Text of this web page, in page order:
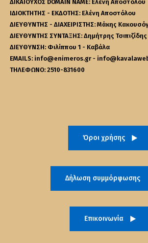
ΔΙΚΑΙΟΥΧΟΣ DOMAIN NAME: Ελένη Αποστόλου
ΙΔΙΟΚΤΗΤΗΣ - ΕΚΔΟΤΗΣ: Ελένη Αποστόλου
ΔΙΕΥΘΥΝΤΗΣ - ΔΙΑΧΕΙΡΙΣΤΗΣ: Μάκης
ΔΙΕΥΘΥΝΤΗΣ ΣΥΝΤΑΞΗΣ: Δημήτρης Τσιπιζίδης
ΔΙΕΥΘΥΝΣΗ: Φιλίππου 1 - Καβάλα
EMAILS: info@enimeros.gr -
ΤΗΛΕΦΩΝΟ: 2510-831600
Όροι χρήσης
Δήλωση συμμόρφωσης
Επικοινωνία